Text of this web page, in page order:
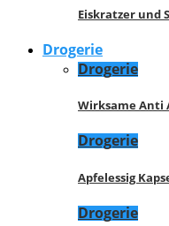
Eiskratzer und
Drogerie
Drogerie
Wirksame Anti
Drogerie
Apfelessig
Drogerie